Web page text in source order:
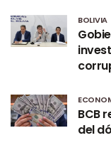
BOLIVIA
BCB
del